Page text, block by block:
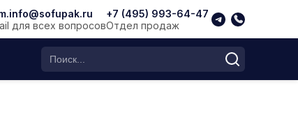
для всех вопросов
+7 (495) 993-64-47
Отдел продаж
Поиск по каталогу